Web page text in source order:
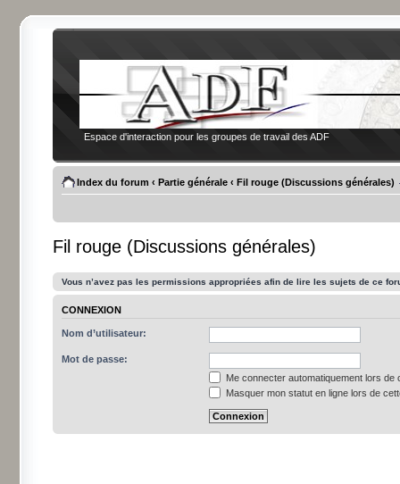
Espace d'interaction pour les groupes de travail des ADF
Index du forum ‹ Partie générale ‹ Fil rouge (Discussions générales)
Fil rouge (Discussions générales)
Vous n’avez pas les permissions appropriées afin de lire les sujets de ce
CONNEXION
Nom d’utilisateur:
Mot de passe:
Me connecter automatiquement lors de
Masquer mon statut en ligne lors de